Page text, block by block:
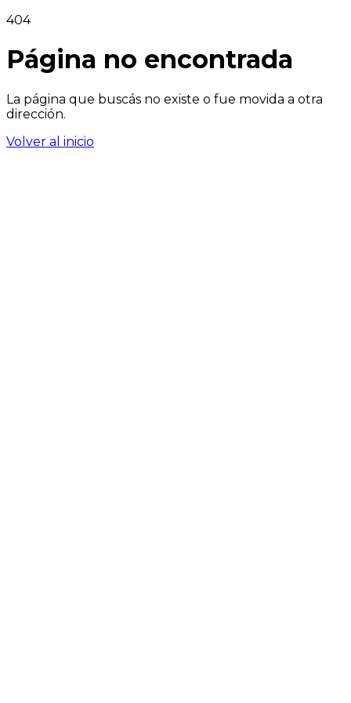
404
Página no encontrada
La página que buscás no existe o fue movida a otra
dirección.
Volver al inicio